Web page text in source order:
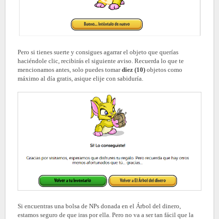
Pero si tienes suerte y consigues agarrar el objeto que querías
haciéndole clic, recibirás el siguiente aviso. Recuerda lo que te
mencionamos antes, solo puedes tomardiez (10) objetos como
máximo al día gratis, asique elije con sabiduría.
Si encuentras una bolsa de NPs donada en el Árbol del dinero,
estamos seguro de que iras por ella. Pero no va a ser tan fácil que la